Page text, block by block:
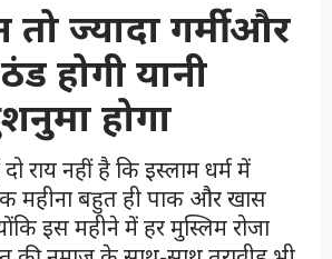
ज्यादा गर्मी और
होगी यानी
होगा
राय नहीं है कि इस्लाम धर्म में
महीना बहुत ही पाक और खास
इस महीने में हर मुस्लिम रोजा